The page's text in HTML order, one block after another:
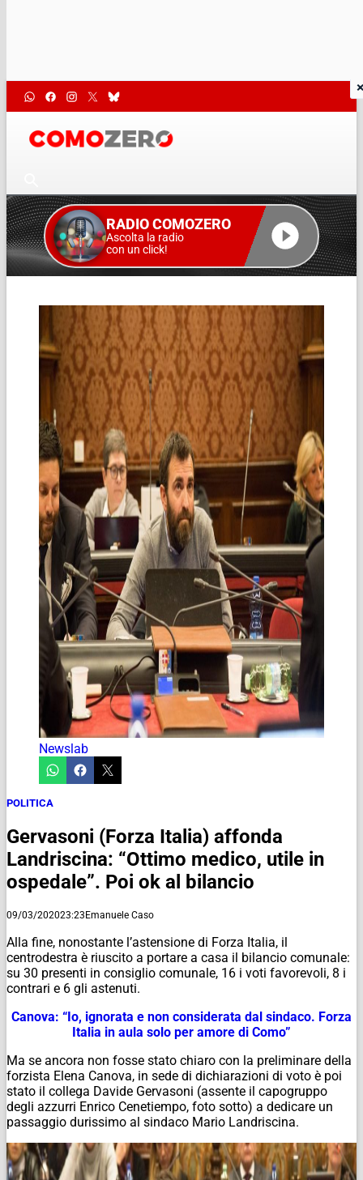
RADIO COMOZERO
Ascolta la radio
con un click!
Newslab
POLITICA
Gervasoni (Forza Italia) affonda
Landriscina: “Ottimo medico, utile in
ospedale”. Poi ok al bilancio
09/03/202023:23Emanuele Caso
Alla fine, nonostante l’astensione di Forza Italia, il
centrodestra è riuscito a portare a casa il bilancio comunale:
su 30 presenti in consiglio comunale, 16 i voti favorevoli, 8 i
contrari e 6 gli astenuti.
Canova: “Io, ignorata e non considerata dal sindaco. Forza
Italia in aula solo per amore di Como”
Ma se ancora non fosse stato chiaro con la preliminare della
forzista Elena Canova, in sede di dichiarazioni di voto è poi
stato il collega Davide Gervasoni (assente il capogruppo
degli azzurri Enrico Cenetiempo, foto sotto) a dedicare un
passaggio durissimo al sindaco Mario Landriscina.